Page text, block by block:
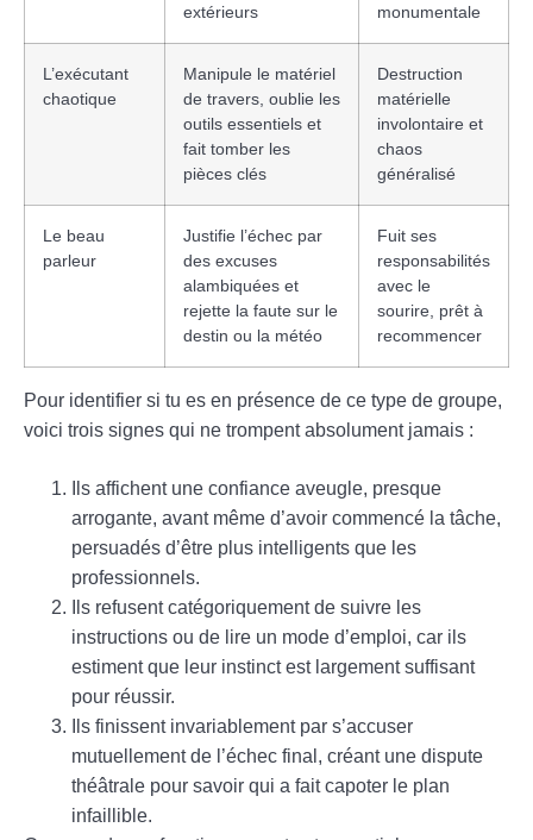
extérieurs
monumentale
L’exécutant
chaotique
Manipule le matériel
de travers, oublie les
outils essentiels et
fait tomber les
pièces clés
Destruction
matérielle
involontaire et
chaos
généralisé
Le beau
parleur
Justifie l’échec par
des excuses
alambiquées et
rejette la faute sur le
destin ou la météo
Fuit ses
responsabilités
avec le
sourire, prêt à
recommencer
Pour identifier si tu es en présence de ce type de groupe,
voici trois signes qui ne trompent absolument jamais :
Ils affichent une confiance aveugle, presque
arrogante, avant même d’avoir commencé la tâche,
persuadés d’être plus intelligents que les
professionnels.
Ils refusent catégoriquement de suivre les
instructions ou de lire un mode d’emploi, car ils
estiment que leur instinct est largement suffisant
pour réussir.
Ils finissent invariablement par s’accuser
mutuellement de l’échec final, créant une dispute
théâtrale pour savoir qui a fait capoter le plan
infaillible.